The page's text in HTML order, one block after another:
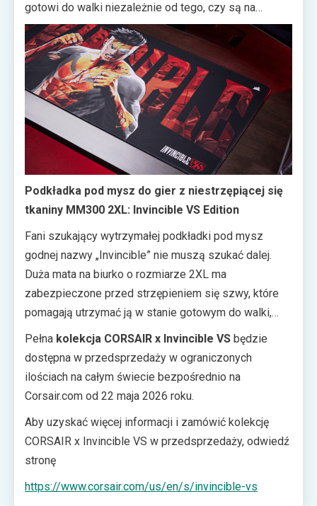
gotowi do walki niezależnie od tego, czy są na
ostatnim etapie EVO, czy grają w domu przeciwko
znajomym.
Podkładka pod mysz do gier z niestrzępiącej się
tkaniny MM300 2XL: Invincible VS Edition
Fani szukający wytrzymałej podkładki pod mysz
godnej nazwy „Invincible” nie muszą szukać dalej.
Duża mata na biurko o rozmiarze 2XL ma
zabezpieczone przed strzępieniem się szwy, które
pomagają utrzymać ją w stanie gotowym do walki,
oraz przyczepny spód, który nie ślizga się, gdy akcja
nabiera tempa. Podkładka pod mysz ma kultowy
obraz Marka, który nie chce się poddać, z logo, które
wplata wszystkie główne postacie z gry.
Pełna kolekcja CORSAIR x Invincible VS będzie
dostępna w przedsprzedaży w ograniczonych
ilościach na całym świecie bezpośrednio na
Corsair.com od 22 maja 2026 roku.
Aby uzyskać więcej informacji i zamówić kolekcję
CORSAIR x Invincible VS w przedsprzedaży, odwiedź
stronę
https://www.corsair.com/us/en/s/invincible-vs